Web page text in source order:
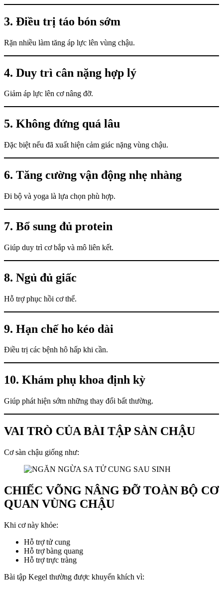
3. Điều trị táo bón sớm
Rặn nhiều làm tăng áp lực lên vùng chậu.
4. Duy trì cân nặng hợp lý
Giảm áp lực lên cơ nâng đỡ.
5. Không đứng quá lâu
Đặc biệt nếu đã xuất hiện cảm giác nặng vùng chậu.
6. Tăng cường vận động nhẹ nhàng
Đi bộ và yoga là lựa chọn phù hợp.
7. Bổ sung đủ protein
Giúp duy trì cơ bắp và mô liên kết.
8. Ngủ đủ giấc
Hỗ trợ phục hồi cơ thể.
9. Hạn chế ho kéo dài
Điều trị các bệnh hô hấp khi cần.
10. Khám phụ khoa định kỳ
Giúp phát hiện sớm những thay đổi bất thường.
VAI TRÒ CỦA BÀI TẬP SÀN CHẬU
Cơ sàn chậu giống như:
CHIẾC VÕNG NÂNG ĐỠ TOÀN BỘ CƠ
QUAN VÙNG CHẬU
Khi cơ này khỏe:
Hỗ trợ tử cung
Hỗ trợ bàng quang
Hỗ trợ trực tràng
Bài tập Kegel thường được khuyến khích vì: